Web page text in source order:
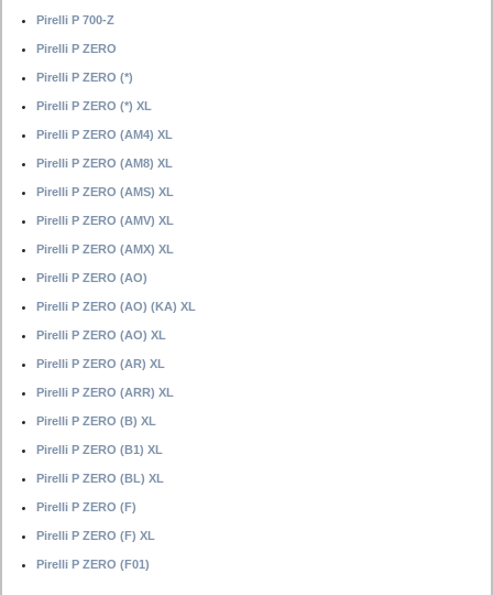
Pirelli P 700-Z
Pirelli P ZERO
Pirelli P ZERO (*)
Pirelli P ZERO (*) XL
Pirelli P ZERO (AM4) XL
Pirelli P ZERO (AM8) XL
Pirelli P ZERO (AMS) XL
Pirelli P ZERO (AMV) XL
Pirelli P ZERO (AMX) XL
Pirelli P ZERO (AO)
Pirelli P ZERO (AO) (KA) XL
Pirelli P ZERO (AO) XL
Pirelli P ZERO (AR) XL
Pirelli P ZERO (ARR) XL
Pirelli P ZERO (B) XL
Pirelli P ZERO (B1) XL
Pirelli P ZERO (BL) XL
Pirelli P ZERO (F)
Pirelli P ZERO (F) XL
Pirelli P ZERO (F01)